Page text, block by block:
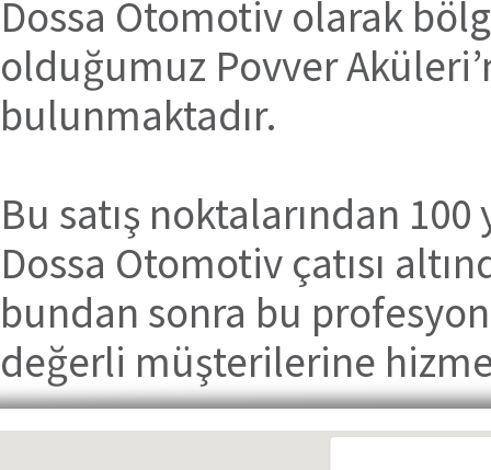
Dossa Otomotiv olarak
olduğumuz Povver
bulunmaktadır.
Bu satış noktalarından 100
Dossa Otomotiv çatısı
bundan sonra bu
değerli müşterilerine